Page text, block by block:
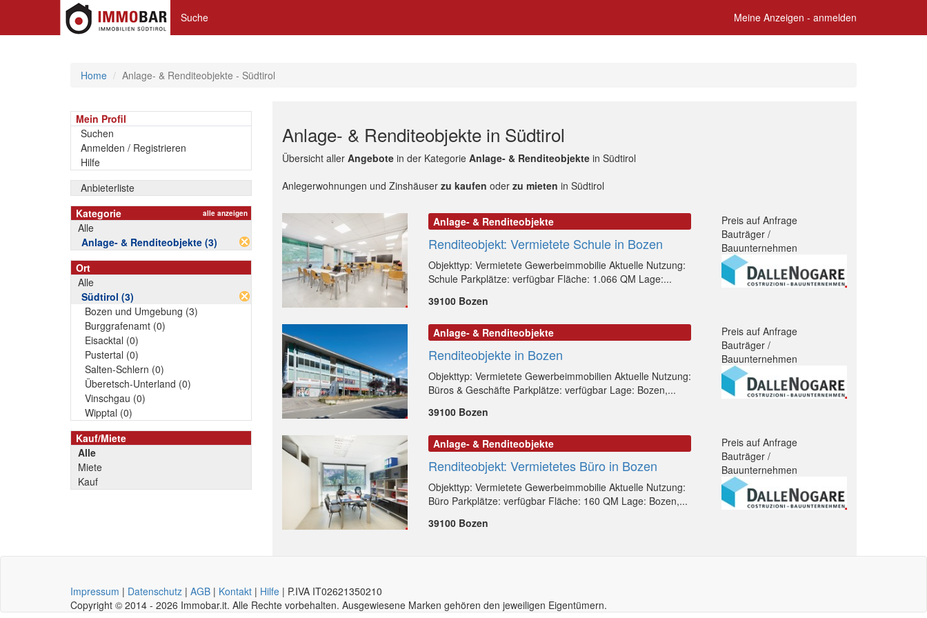
Suche Meine Anzeigen - anmelden
Home Anlage- & Renditeobjekte - Südtirol
Mein Profil
Suchen
Anmelden / Registrieren
Hilfe
Anbieterliste
Kategorie
alle anzeigen
Alle
Anlage- & Renditeobjekte (3)
Ort
Alle
Südtirol (3)
Bozen und Umgebung (3)
Burggrafenamt (0)
Eisacktal (0)
Pustertal (0)
Salten-Schlern (0)
Überetsch-Unterland (0)
Vinschgau (0)
Wipptal (0)
Kauf/Miete
Alle
Miete
Kauf
Anlage- & Renditeobjekte in Südtirol
Übersicht aller Angebotein der Kategorie Anlage- & Renditeobjektein Südtirol
Anlegerwohnungen und Zinshäuser zu kaufen oder zu mieten in Südtirol
Anlage- & Renditeobjekte
Renditeobjekt: Vermietete Schule in Bozen
Objekttyp: Vermietete Gewerbeimmobilie Aktuelle Nutzung:
Schule Parkplätze: verfügbar Fläche: 1.066 QM Lage:...
39100 Bozen
Preis auf Anfrage
Bauträger /
Bauunternehmen
Anlage- & Renditeobjekte
Renditeobjekte in Bozen
Objekttyp: Vermietete Gewerbeimmobilien Aktuelle Nutzung:
Büros & Geschäfte Parkplätze: verfügbar Lage: Bozen,...
39100 Bozen
Preis auf Anfrage
Bauträger /
Bauunternehmen
Anlage- & Renditeobjekte
Renditeobjekt: Vermietetes Büro in Bozen
Objekttyp: Vermietete Gewerbeimmobilie Aktuelle Nutzung:
Büro Parkplätze: verfügbar Fläche: 160 QM Lage: Bozen,...
39100 Bozen
Preis auf Anfrage
Bauträger /
Bauunternehmen
Impressum | Datenschutz | AGB | Kontakt | Hilfe | P.IVA IT02621350210
Copyright © 2014 - 2026 Immobar.it. Alle Rechte vorbehalten. Ausgewiesene Marken gehören den jeweiligen Eigentümern.